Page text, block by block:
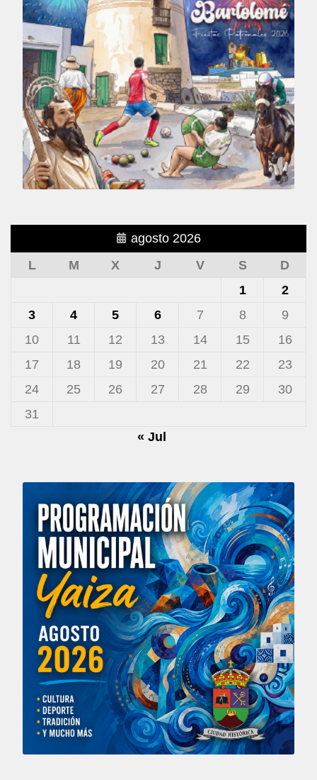
agosto 2026
L
M X J V S
D
1
2
3
4 5 6 7 8
9
10
11 12 13 14 15
16
17
18 19 20 21 22
23
24
25 26 27 28 29
30
31
« Jul